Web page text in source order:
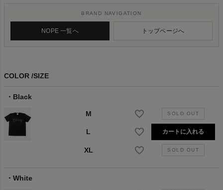
BRAND NAVIGATION
NOPE 一覧へ トップページへ
COLOR SIZE
Black
M
L カートに入れる
XL
White